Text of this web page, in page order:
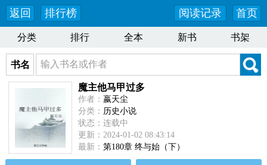
返回 排行榜 首页
阅读记录
分类 排行 全本 新书 书架
书名
魔主他马甲过多
作者： 嬴天尘
分类： 历史小说
状态：连载中
更新：2024-01-02 08:43:14
最新： 第180章 终与始（下）